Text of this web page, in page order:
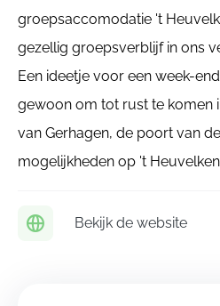
groepsaccomodatie 't
gezellig groepsverblijf in ons
Een ideetje voor een week-
gewoon om tot rust te komen
van Gerhagen, de poort van
mogelijkheden op 't Heuvelken
Bekijk de website